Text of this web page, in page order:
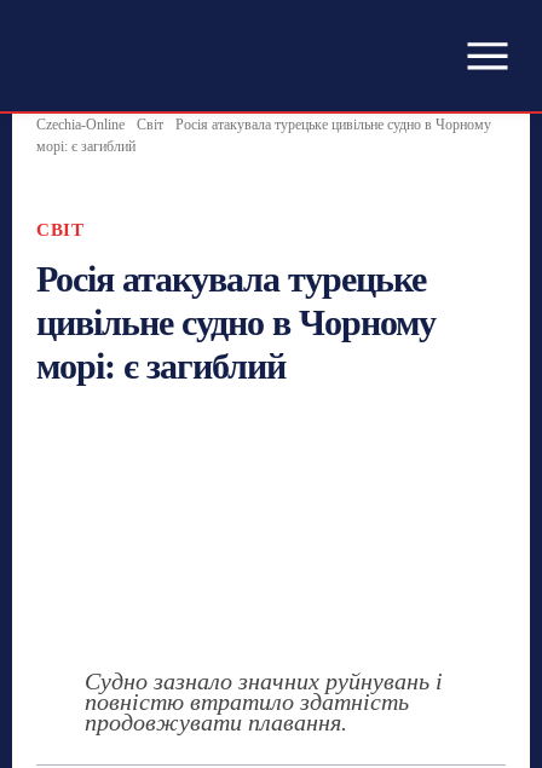
Czechia-Online Світ
Росія атакувала турецьке цивільне судно в Чорному
морі: є загиблий
СВІТ
Росія атакувала турецьке
цивільне судно в Чорному
морі: є загиблий
Судно зазнало значних руйнувань і
повністю втратило здатність
продовжувати плавання.